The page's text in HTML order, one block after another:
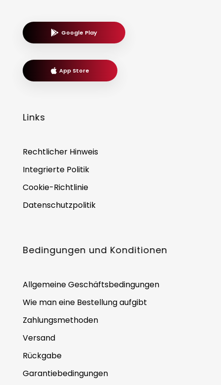
Google Play
App Store
Links
Rechtlicher Hinweis
Integrierte Politik
Cookie-Richtlinie
Datenschutzpolitik
Bedingungen und Konditionen
Allgemeine Geschäftsbedingungen
Wie man eine Bestellung aufgibt
Zahlungsmethoden
Versand
Rückgabe
Garantiebedingungen